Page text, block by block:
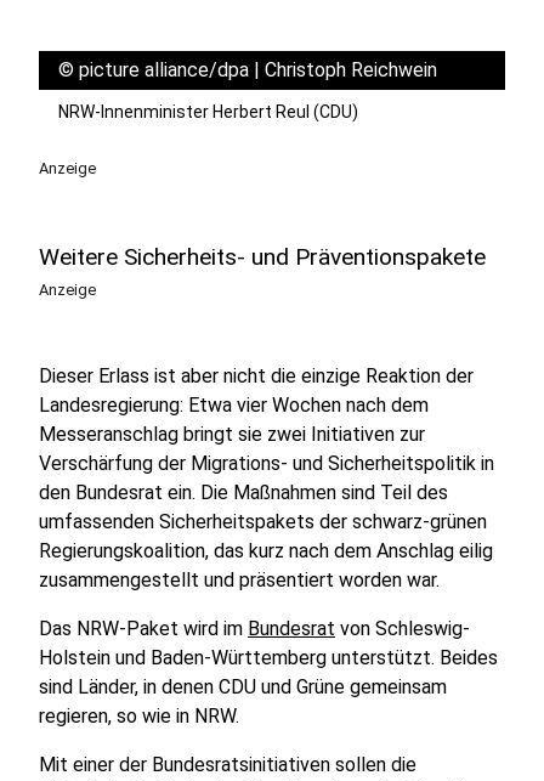
© picture alliance/dpa | Christoph Reichwein
NRW-Innenminister Herbert Reul (CDU)
Anzeige
Weitere Sicherheits- und Präventionspakete
Anzeige
Dieser Erlass ist aber nicht die einzige Reaktion der
Landesregierung: Etwa vier Wochen nach dem
Messeranschlag bringt sie zwei Initiativen zur
Verschärfung der Migrations- und Sicherheitspolitik in
den Bundesrat ein. Die Maßnahmen sind Teil des
umfassenden Sicherheitspakets der schwarz-grünen
Regierungskoalition, das kurz nach dem Anschlag eilig
zusammengestellt und präsentiert worden war.
Das NRW-Paket wird im Bundesrat von Schleswig-
Holstein und Baden-Württemberg unterstützt. Beides
sind Länder, in denen CDU und Grüne gemeinsam
regieren, so wie in NRW.
Mit einer der Bundesratsinitiativen sollen die